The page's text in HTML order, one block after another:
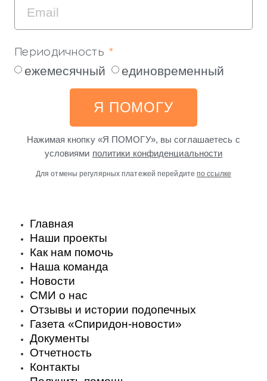
Периодичность
ежемесячный единовременный
Я ПОМОГУ
Нажимая кнопку «Я ПОМОГУ», вы соглашаетесь с
условиями политики конфиденциальности
Для отмены регулярных платежей перейдитепо ссылке
Главная
Наши проекты
Как нам помочь
Наша команда
Новости
СМИ о нас
Отзывы и истории подопечных
Газета «Спиридон-новости»
Документы
Отчетность
Контакты